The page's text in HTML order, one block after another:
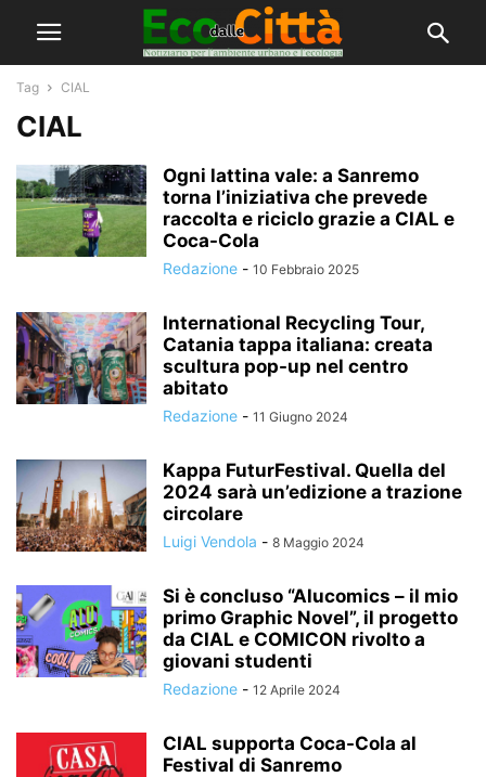
Tag CIAL
CIAL
Ogni lattina vale: a Sanremo
torna l’iniziativa che prevede
raccolta e riciclo grazie a CIAL e
Coca-Cola
Redazione - 10 Febbraio 2025
International Recycling Tour,
Catania tappa italiana: creata
scultura pop-up nel centro
abitato
Redazione - 11 Giugno 2024
Kappa FuturFestival. Quella del
2024 sarà un’edizione a trazione
circolare
Luigi Vendola - 8 Maggio 2024
Si è concluso “Alucomics – il mio
primo Graphic Novel”, il progetto
da CIAL e COMICON rivolto a
giovani studenti
Redazione - 12 Aprile 2024
CIAL supporta Coca-Cola al
Festival di Sanremo